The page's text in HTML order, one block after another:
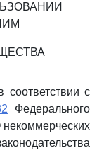
с
Федерального